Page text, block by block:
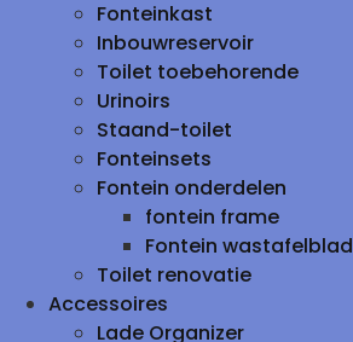
Fonteinkast
Inbouwreservoir
Toilet toebehorende
Urinoirs
Staand-toilet
Fonteinsets
Fontein onderdelen
fontein frame
Fontein wastafelblad
Toilet renovatie
Accessoires
Lade Organizer